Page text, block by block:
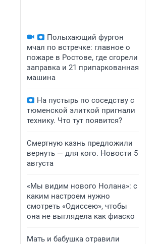
Полыхающий фургон
мчал по встречке: главное о
пожаре в Ростове, где сгорели
заправка и 21 припаркованная
машина
На пустырь по соседству с
тюменской элиткой пригнали
технику. Что тут появится?
Смертную казнь предложили
вернуть — для кого. Новости 5
августа
«Мы видим нового Нолана»: с
каким настроем нужно
смотреть «Одиссею», чтобы
она не выглядела как фиаско
Мать и бабушка отравили